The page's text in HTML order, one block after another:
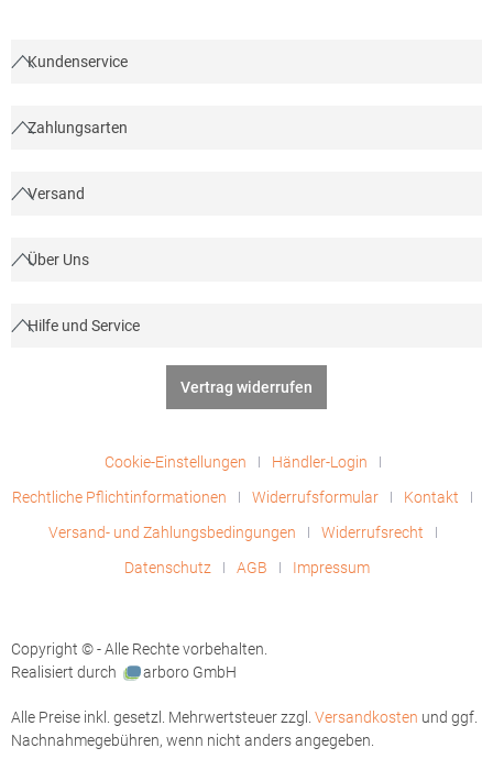
Kundenservice
Zahlungsarten
Versand
Über Uns
Hilfe und Service
Vertrag widerrufen
Cookie-Einstellungen
Händler-Login
Rechtliche Pflichtinformationen
Widerrufsformular
Kontakt
Versand- und Zahlungsbedingungen
Widerrufsrecht
Datenschutz
AGB Impressum
Copyright © - Alle Rechte vorbehalten.
Realisiert durch
arboro GmbH
Alle Preise inkl. gesetzl. Mehrwertsteuer zzgl. Versandkosten und ggf.
Nachnahmegebühren, wenn nicht anders angegeben.